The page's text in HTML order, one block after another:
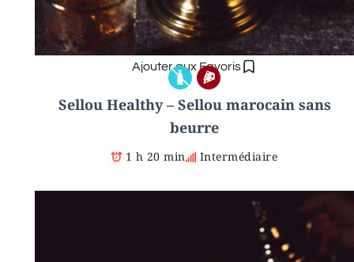
Ajouter aux Favoris
Sellou Healthy – Sellou marocain sans
beurre
1 h 20 min Intermédiaire